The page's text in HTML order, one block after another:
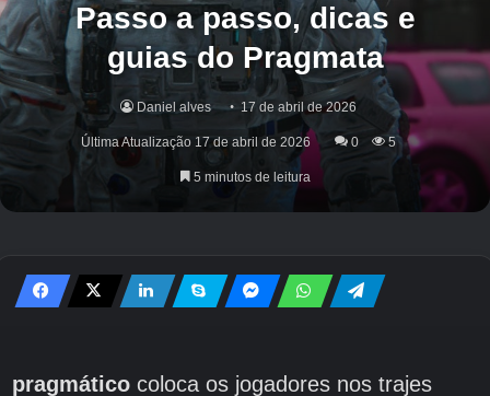
Passo a passo, dicas e
guias do Pragmata
Daniel alves 17 de abril de 2026
Última Atualização 17 de abril de 2026 0 5
5 minutos de leitura
pragmático coloca os jogadores nos trajes